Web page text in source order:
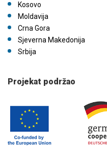
Kosovo
Moldavija
Crna Gora
Sjeverna Makedonija
Srbija
Projekat podržao